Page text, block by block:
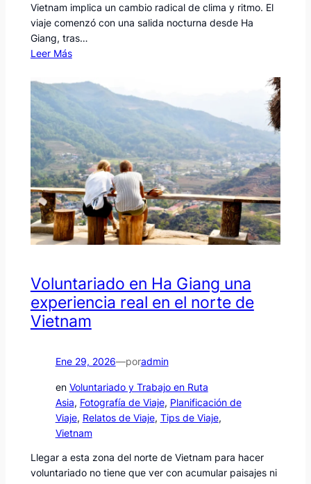
Vietnam implica un cambio radical de clima y ritmo. El
viaje comenzó con una salida nocturna desde Ha
Giang, tras…
Leer Más
Voluntariado en Ha Giang una
experiencia real en el norte de
Vietnam
Ene 29, 2026—poradmin
en Voluntariado y Trabajo en Ruta
Asia, Fotografía de Viaje, Planificación de
Viaje, Relatos de Viaje, Tips de Viaje
Vietnam
Llegar a esta zona del norte de Vietnam para hacer
voluntariado no tiene que ver con acumular paisajes ni